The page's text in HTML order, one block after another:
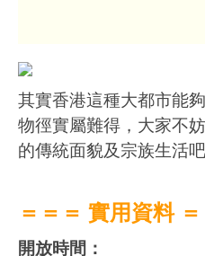
其實香港這種大都市能
物徑實屬難得，大家不
的傳統面貌及宗族生活
＝＝＝ 實用資料
開放時間：